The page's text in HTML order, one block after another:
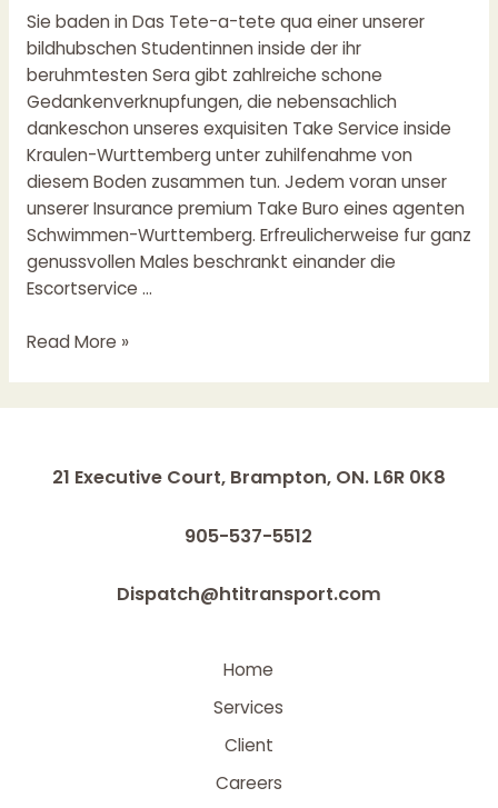
Sie baden in Das Tete-a-tete qua einer unserer
bildhubschen Studentinnen inside der ihr
beruhmtesten Sera gibt zahlreiche schone
Gedankenverknupfungen, die nebensachlich
dankeschon unseres exquisiten Take Service inside
Kraulen-Wurttemberg unter zuhilfenahme von
diesem Boden zusammen tun. Jedem voran unser
unserer Insurance premium Take Buro eines agenten
Schwimmen-Wurttemberg. Erfreulicherweise fur ganz
genussvollen Males beschrankt einander die
Escortservice …
unserer
bildhubschen
Studentinnen
inside
der
ihr
beruhmtesten
Read More »
21 Executive Court, Brampton, ON. L6R 0K8
905-537-5512
Dispatch@htitransport.com
Home
Services
Client
Careers